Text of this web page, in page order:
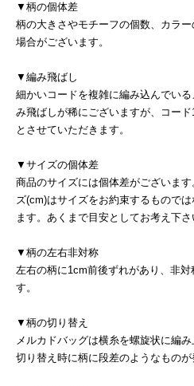
▼柄の個体差
柄の大きさやモチーフの個数、カラ
場合がございます。
▼編み飛ばし
細かいコードを複雑に編み込んでい
み飛ばしが稀にございますが、コー
とさせていただきます。
▼サイズの個体差
商品のサイズには個体差がございま
ズ(cm)はサイズをお約束するもので
ます。あくまで目安としてお考え下さ
▼柄の左右非対称
左右の柄に1cm前後ずれがあり、非
す。
▼柄の切り替え
メルカドバッグは横糸を螺旋状に編
切り替え時に柄に段差のようなものが